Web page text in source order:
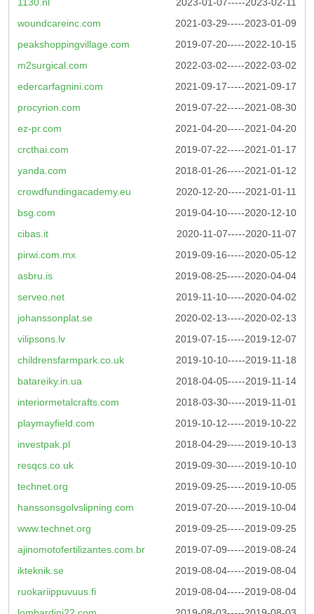
2021-03-29-----2023-01-09
woundcareinc.com
2019-07-20-----2022-10-15
peakshoppingvillage.com
2022-03-02-----2022-03-02
m2surgical.com
2021-09-17-----2021-09-17
edercarfagnini.com
2019-07-22-----2021-08-30
procyrion.com
2021-04-20-----2021-04-20
ez-pr.com
2019-07-22-----2021-01-17
crcthai.com
2018-01-26-----2021-01-12
yanda.com
2020-12-20-----2021-01-11
crowdfundingacademy.eu
2019-04-10-----2020-12-10
bsg.com
2020-11-07-----2020-11-07
cibas.it
2019-09-16-----2020-05-12
pirwi.com.mx
2019-08-25-----2020-04-04
asbru.is
2019-11-10-----2020-04-02
serveo.net
2020-02-13-----2020-02-13
johanssonplat.se
2019-07-15-----2019-12-07
vilipsons.lv
2019-10-10-----2019-11-18
childrensfarmpark.co.uk
2018-04-05-----2019-11-14
batareiky.in.ua
2018-03-30-----2019-11-01
interiormetalcrafts.com
2019-10-12-----2019-10-22
playmayfield.com
2018-04-29-----2019-10-13
investpak.pl
2019-09-30-----2019-10-10
resqcs.co.uk
2019-09-25-----2019-10-05
technet.org
2019-07-20-----2019-10-04
hanssonsgolvslipning.com
2019-09-25-----2019-09-25
www.technet.org
2019-07-09-----2019-08-24
ajinomotofertilizantes.com.br
2019-08-04-----2019-08-04
ikteknik.se
2019-08-04-----2019-08-04
ruokariippuvuus.fi